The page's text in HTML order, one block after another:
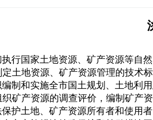
行国家土地资源、矿产资源等自
土地资源、矿产资源管理的技术
制和实施全市国土规划、土地利
矿产资源的调查评价，编制矿产
护土地、矿产资源所有者和使用